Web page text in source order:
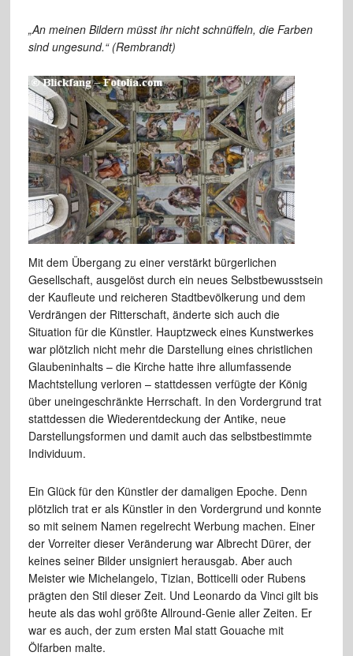
„An meinen Bildern müsst ihr nicht schnüffeln, die Farben
sind ungesund.“ (Rembrandt)
Mit dem Übergang zu einer verstärkt bürgerlichen
Gesellschaft, ausgelöst durch ein neues Selbstbewusstsein
der Kaufleute und reicheren Stadtbevölkerung und dem
Verdrängen der Ritterschaft, änderte sich auch die
Situation für die Künstler. Hauptzweck eines Kunstwerkes
war plötzlich nicht mehr die Darstellung eines christlichen
Glaubeninhalts – die Kirche hatte ihre allumfassende
Machtstellung verloren – stattdessen verfügte der König
über uneingeschränkte Herrschaft. In den Vordergrund trat
stattdessen die Wiederentdeckung der Antike, neue
Darstellungsformen und damit auch das selbstbestimmte
Individuum.
Ein Glück für den Künstler der damaligen Epoche. Denn
plötzlich trat er als Künstler in den Vordergrund und konnte
so mit seinem Namen regelrecht Werbung machen. Einer
der Vorreiter dieser Veränderung war Albrecht Dürer, der
keines seiner Bilder unsigniert herausgab. Aber auch
Meister wie Michelangelo, Tizian, Botticelli oder Rubens
prägten den Stil dieser Zeit. Und Leonardo da Vinci gilt bis
heute als das wohl größte Allround-Genie aller Zeiten. Er
war es auch, der zum ersten Mal statt Gouache mit
Ölfarben malte.